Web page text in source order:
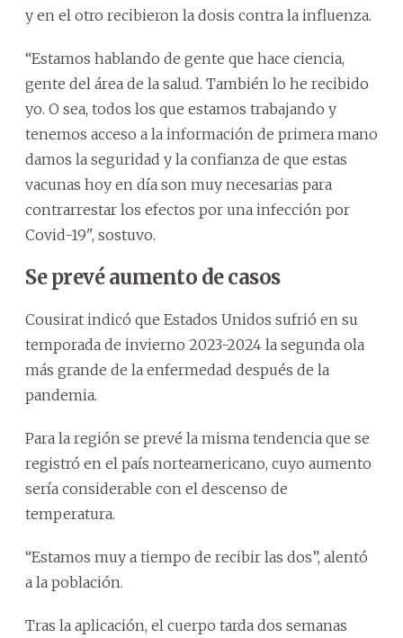
y en el otro recibieron la dosis contra la influenza.
“Estamos hablando de gente que hace ciencia,
gente del área de la salud. También lo he recibido
yo. O sea, todos los que estamos trabajando y
tenemos acceso a la información de primera mano
damos la seguridad y la confianza de que estas
vacunas hoy en día son muy necesarias para
contrarrestar los efectos por una infección por
Covid-19", sostuvo.
Se prevé aumento de casos
Cousirat indicó que Estados Unidos sufrió en su
temporada de invierno 2023-2024 la segunda ola
más grande de la enfermedad después de la
pandemia.
Para la región se prevé la misma tendencia que se
registró en el país norteamericano, cuyo aumento
sería considerable con el descenso de
temperatura.
“Estamos muy a tiempo de recibir las dos”, alentó
a la población.
Tras la aplicación, el cuerpo tarda dos semanas